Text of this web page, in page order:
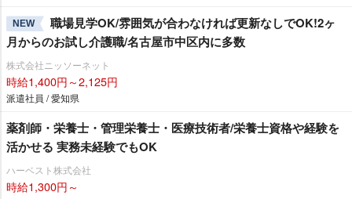
NEW
職場見学OK/雰囲気が合わなければ更新なしでOK!2ヶ
月からのお試し介護職/名古屋市中区内に多数
株式会社ニッソーネット
時給1,400円～2,125円
派遣社員 / 愛知県
薬剤師・栄養士・管理栄養士・医療技術者/栄養士資格や経験を
活かせる 実務未経験でもOK
ハーベスト株式会社
時給1,300円～